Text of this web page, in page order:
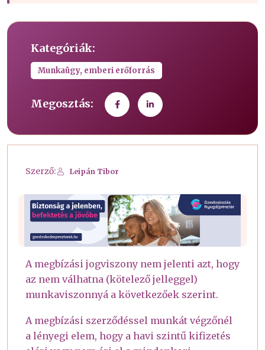
Kategóriák:
Munkaügy, emberi erőforrás
Megosztás:
Szerző: Leipán Tibor
A megbízási jogviszony nem jelenti azt, hogy
az nem válhatna (kötelező jelleggel)
munkaviszonnyá a következőek szerint.
A megbízási szerződéssel munkát végzőnél
a lényegi elem, hogy a havi szintű kifizetés